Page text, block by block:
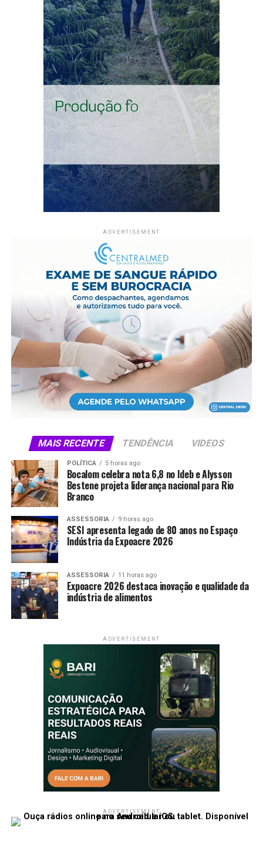
ainda não tenham esse reconhecimento continuarão
sujeitos às regras chinesas para a entrada de novos
alimentos.
Antes de solicitar a habilitação, as empresas devem
verificar as exigências sanitárias e aduaneiras aplicáveis
a cada produto. O cumprimento das normas será
necessário para a manutenção do registro e para a
entrada das mercadorias no país asiático.
Compartilhe isso:
Facebook WhatsApp
LinkedIn Telegram
ADVERTISEMENT
MAIS RECENTE TENDÊNCIA VIDEOS
POLÍTICA 5 horas ago
Bocalom celebra nota 6,8 no Ideb e Alysson
Bestene projeta liderança nacional para Rio
Branco
ASSESSORIA 9 horas ago
SESI apresenta legado de 80 anos no Espaço
Indústria da Expoacre 2026
ASSESSORIA 11 horas ago
Expoacre 2026 destaca inovação e qualidade da
indústria de alimentos
ADVERTISEMENT
ADVERTISEMENT